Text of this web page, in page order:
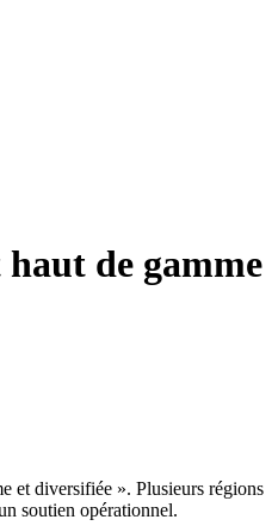
haut de gamme
et diversifiée ». Plusieurs régions
soutien opérationnel.